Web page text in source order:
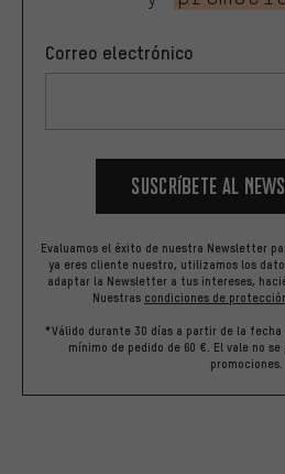
Correo electrónico
Suscríbete al
Evaluamos el éxito de nuestra Newsletter
ya eres cliente nuestro, utilizamos los
adaptar la Newsletter a tus intereses,
Nuestras condiciones de
*Válido durante 30 días a partir de la
mínimo de pedido de 60 €. El vale no
promociones.